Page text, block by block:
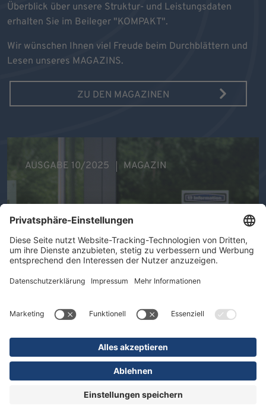
Überblick über unsere Struktur- und Leistungsdaten
erhalten Sie im Beileger "KOMPAKT".
Wir wünschen Ihnen viel Freude beim Durchblättern und
Lesen unseres MAGAZINS.
ZU DEN MAGAZINEN
Therapeutische Vielfalt in der DR.
AUSGABE 10/2025 MAGAZIN